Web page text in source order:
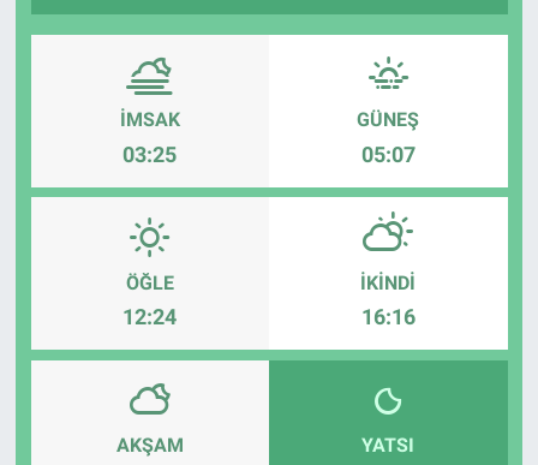
İMSAK
03:25
GÜNEŞ
05:07
ÖĞLE
12:24
İKINDI
16:16
AKŞAM YATSI
Politika
Siyaset
Spor